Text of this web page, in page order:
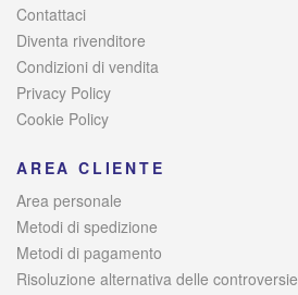
Contattaci
Diventa rivenditore
Condizioni di vendita
Privacy Policy
Cookie Policy
AREA CLIENTE
Area personale
Metodi di spedizione
Metodi di pagamento
Risoluzione alternativa delle controversie